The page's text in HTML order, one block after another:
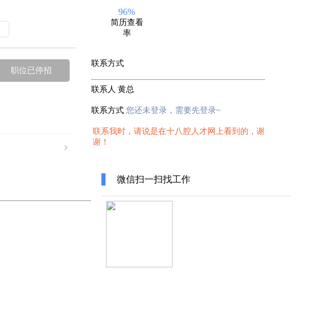
职位已停招
96%
简历查看
率
联系方式
联系人 黄总
联系方式 您还未登录，需要先登录~
联系我时，请说是在十八腔人才网上看到的，谢
谢！
微信扫一扫找工作